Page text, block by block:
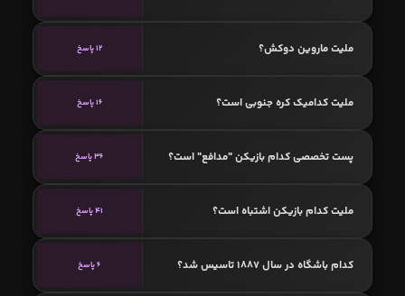
ملیت ماروین دوکش؟ 12 پاسخ
ملیت کدامیک کره جنوبی است؟ 16 پاسخ
پست تخصصی کدام بازیکن "مدافع" است؟ 36 پاسخ
ملیت کدام بازیکن اشتباه است؟ 41 پاسخ
کدام باشگاه در سال 1887 تاسیس شد؟ 6 پاسخ